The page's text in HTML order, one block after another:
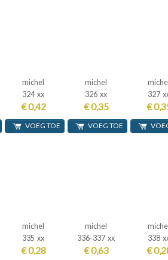
michel
324 xx
€ 0,42
VOEG TOE
michel
326 xx
€ 0,35
VOEG TOE
michel
327
€
michel
335 xx
€ 0,28
michel
336-337 xx
€ 0,63
michel
338
€